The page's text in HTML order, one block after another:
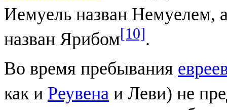
Иемуель назван Немуелем,
назван Ярибом[10].
Во время пребывания
как и Реувена и Леви) не